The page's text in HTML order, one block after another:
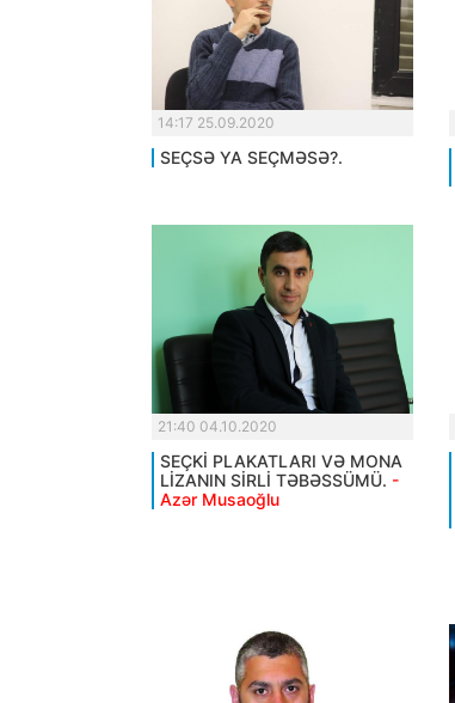
14:17 25.09.2020
SEÇSƏ YA SEÇMƏSƏ?.
21:40 04.10.2020
SEÇKİ PLAKATLARI VƏ MONA
LİZANIN SİRLİ TƏBƏSSÜMÜ. -
Azər Musaoğlu